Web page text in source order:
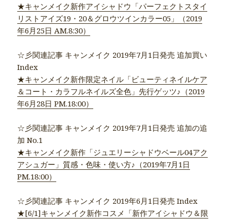
★キャンメイク新作アイシャドウ「パーフェクトスタイ
リストアイズ19・20＆グロウツインカラー05」（2019
年6月25日 AM.8:30）
☆彡関連記事 キャンメイク 2019年7月1日発売 追加買い
Index
★キャンメイク新作限定ネイル「ビューティネイルケア
＆コート・カラフルネイルズ全色」先行ゲッツ♪（2019
年6月28日 PM.18:00）
☆彡関連記事 キャンメイク 2019年7月1日発売 追加の追
加 No.1
★キャンメイク新作「ジュエリーシャドウベール04アク
アシュガー」質感・色味・使い方♪（2019年7月1日
PM.18:00）
☆彡関連記事 キャンメイク 2019年6月1日発売 Index
★[6/1]キャンメイク新作コスメ「新作アイシャドウ＆限